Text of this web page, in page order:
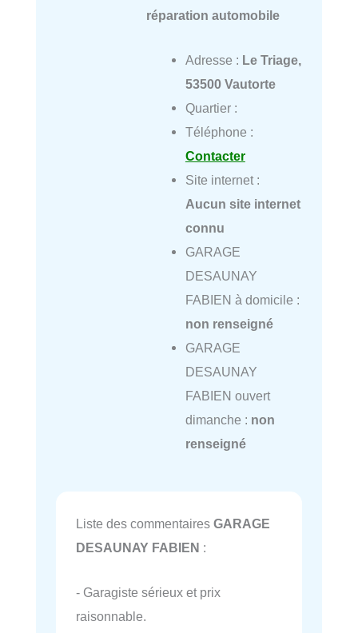
réparation automobile
Adresse : Le Triage,
53500 Vautorte
Quartier :
Téléphone :
Contacter
Site internet :
Aucun site internet
connu
GARAGE
DESAUNAY
FABIEN à domicile :
non renseigné
GARAGE
DESAUNAY
FABIEN ouvert
dimanche : non
renseigné
Liste des commentaires GARAGE
DESAUNAY FABIEN :
- Garagiste sérieux et prix
raisonnable.